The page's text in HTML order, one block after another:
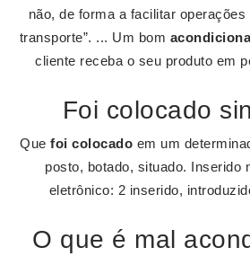
não, de forma a facilitar
transporte”. ... Um bom
cliente receba o seu produto em
Foi colocado
Quefoi colocado em um
posto, botado, situado. Inserido
eletrônico: 2 inserido,
O que é mal